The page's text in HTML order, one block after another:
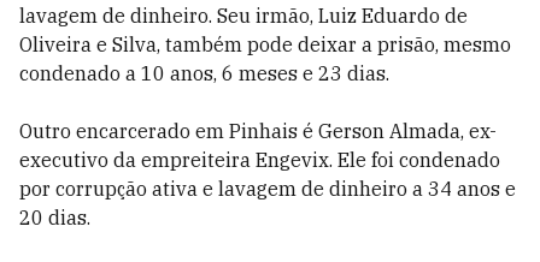
lavagem de dinheiro. Seu irmão, Luiz Eduardo de
Oliveira e Silva, também pode deixar a prisão, mesmo
condenado a 10 anos, 6 meses e 23 dias.
Outro encarcerado em Pinhais é Gerson Almada, ex-
executivo da empreiteira Engevix. Ele foi condenado
por corrupção ativa e lavagem de dinheiro a 34 anos e
20 dias.